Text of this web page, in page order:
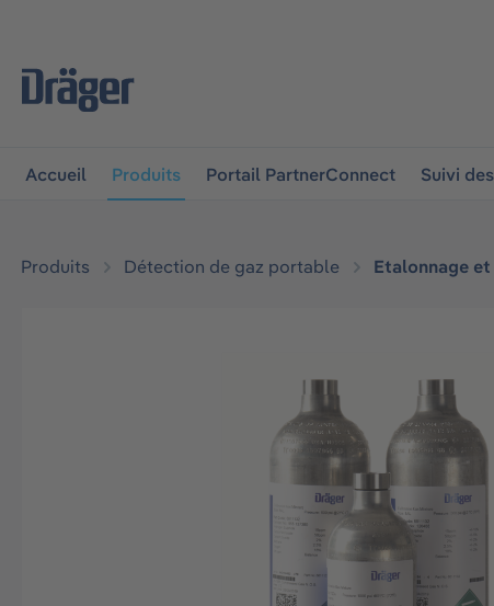
Accueil Produits Portail PartnerConnect Suivi
Produits Détection de gaz portable Etalonnage